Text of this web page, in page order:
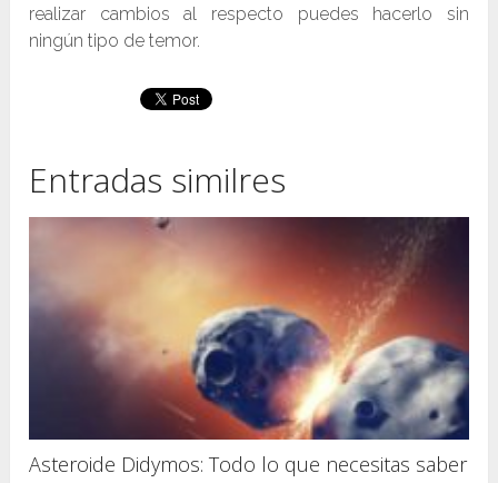
realizar cambios al respecto puedes hacerlo sin
ningún tipo de temor.
Entradas similres
Asteroide Didymos: Todo lo que necesitas saber